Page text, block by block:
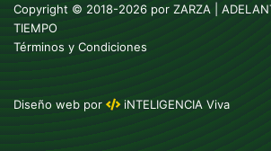
Copyright © 2018-2026 por ZARZA |
TIEMPO
Términos y Condiciones
Diseño web por iNTELIGENCIA Viva